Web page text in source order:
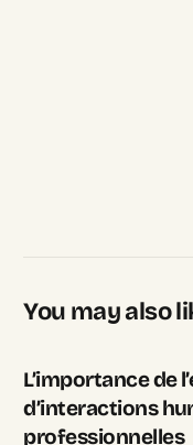
You may also
L’importance de
d’interactions
professionnelles